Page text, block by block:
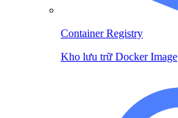
Container Registry
Kho lưu trữ Docker Image